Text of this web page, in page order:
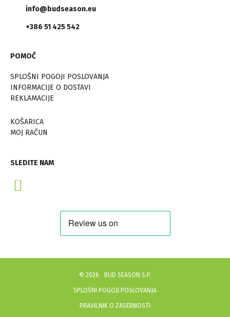
info@budseason.eu
+386 51 425 542
POMOČ
SPLOŠNI POGOJI POSLOVANJA
INFORMACIJE O DOSTAVI
REKLAMACIJE
KOŠARICA
MOJ RAČUN
SLEDITE NAM
© 2026 BUD SEASON S.P.
SPLOŠNI POGOJI POSLOVANJA
PRAVILNIK O ZASEBNOSTI